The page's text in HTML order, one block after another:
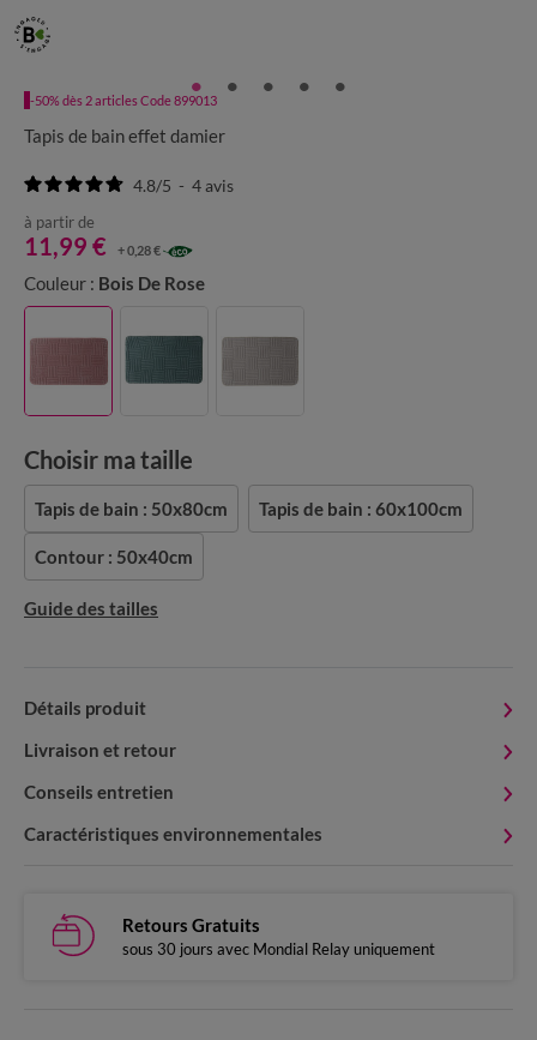
-50% dès 2 articles Code 899013
Tapis de bain effet damier
4.8/5 - 4avis
à partir de
11,99 € + 0,28 €
Couleur : Bois De Rose
Choisir ma taille
Tapis de bain : 50x80cm Tapis de bain : 60x100cm
Contour : 50x40cm
Guide des tailles
Détails produit
Livraison et retour
Conseils entretien
Caractéristiques environnementales
Retours Gratuits
sous 30 jours avec Mondial Relay uniquement